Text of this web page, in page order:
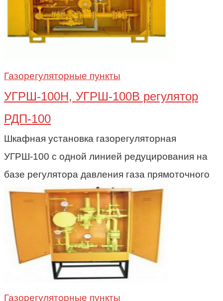
Газорегуляторные пункты
УГРШ-100Н, УГРШ-100В регулятор
РДП-100
Шкафная установка газорегуляторная
УГРШ-100 с одной линией редуцирования на
базе регулятора давления газа прямоточного
Газорегуляторные пункты